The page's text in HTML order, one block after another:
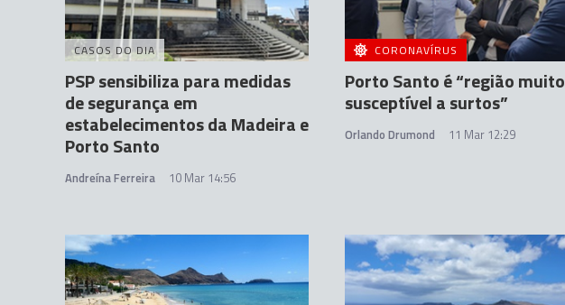
CASOS DO DIA
PSP sensibiliza para medidas
de segurança em
estabelecimentos da Madeira e
Porto Santo
Andreína Ferreira 10 Mar 14:56
CORONAVÍRUS
Porto Santo é “região muito
susceptível a surtos”
Orlando Drumond 11 Mar 12:29